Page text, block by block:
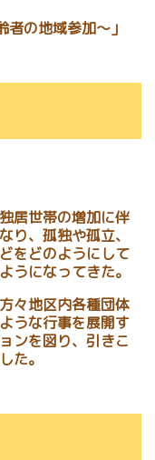
者の地域参加～」
居世帯の増加に伴
り、孤独や孤立、
をどのようにして
うになってきた。
々地区内各種団体
うな行事を展開す
ンを図り、引きこ
た。